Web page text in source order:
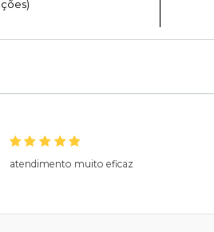
atendimento muito eficaz